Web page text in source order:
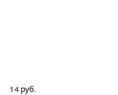
14 руб.